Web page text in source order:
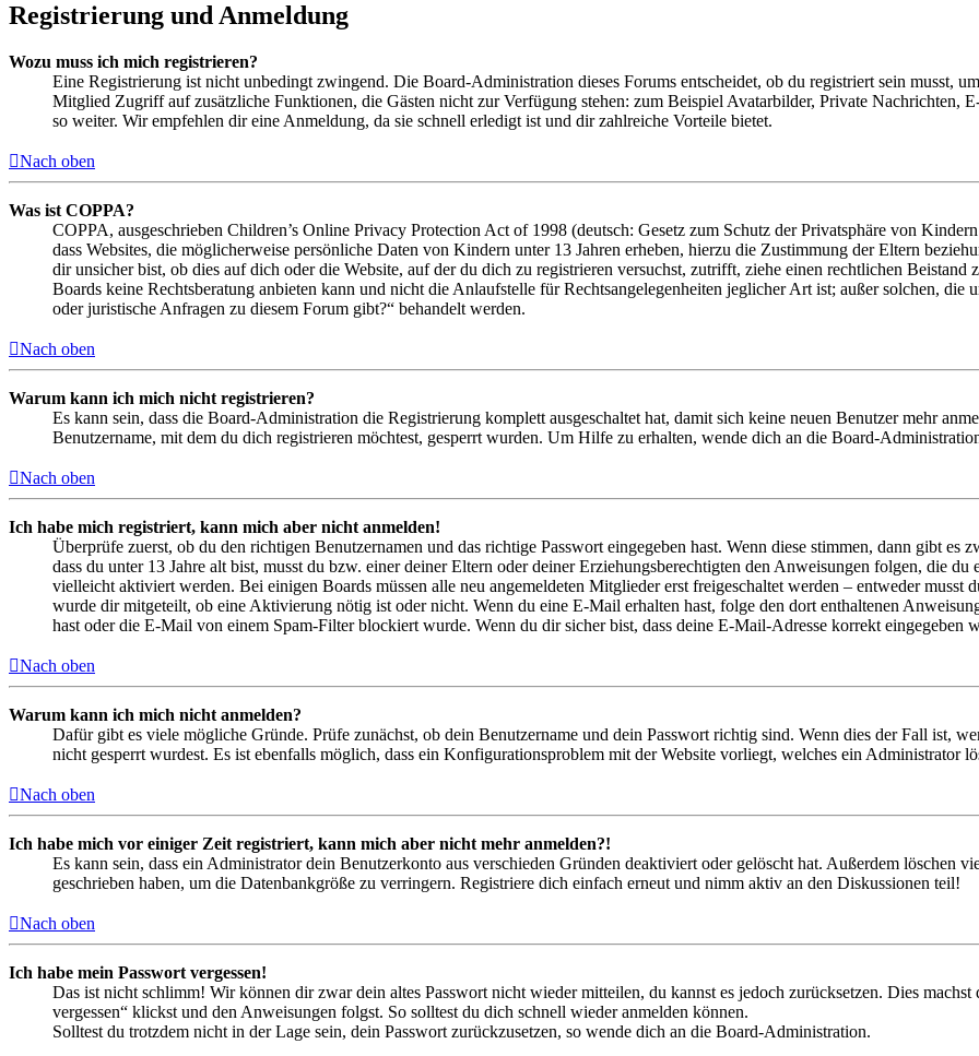
Registrierung und Anmeldung
Wozu muss ich mich registrieren?
Eine Registrierung ist nicht unbedingt zwingend. Die Board-Administration dieses Forums entscheidet, ob du registriert sein musst,
Mitglied Zugriff auf zusätzliche Funktionen, die Gästen nicht zur Verfügung stehen: zum Beispiel Avatarbilder, Private Nachrichten,
so weiter. Wir empfehlen dir eine Anmeldung, da sie schnell erledigt ist und dir zahlreiche Vorteile bietet.
Nach oben
Was ist COPPA?
COPPA, ausgeschrieben Children’s Online Privacy Protection Act of 1998 (deutsch: Gesetz zum Schutz der Privatsphäre von
dass Websites, die möglicherweise persönliche Daten von Kindern unter 13 Jahren erheben, hierzu die Zustimmung der Eltern
dir unsicher bist, ob dies auf dich oder die Website, auf der du dich zu registrieren versuchst, zutrifft, ziehe einen rechtlichen
Boards keine Rechtsberatung anbieten kann und nicht die Anlaufstelle für Rechtsangelegenheiten jeglicher Art ist; außer solchen,
oder juristische Anfragen zu diesem Forum gibt?“ behandelt werden.
Nach oben
Warum kann ich mich nicht registrieren?
Es kann sein, dass die Board-Administration die Registrierung komplett ausgeschaltet hat, damit sich keine neuen Benutzer mehr
Benutzername, mit dem du dich registrieren möchtest, gesperrt wurden. Um Hilfe zu erhalten, wende dich an die Board-
Nach oben
Ich habe mich registriert, kann mich aber nicht anmelden!
Überprüfe zuerst, ob du den richtigen Benutzernamen und das richtige Passwort eingegeben hast. Wenn diese stimmen, dann gibt es
dass du unter 13 Jahre alt bist, musst du bzw. einer deiner Eltern oder deiner Erziehungsberechtigten den Anweisungen folgen, die
vielleicht aktiviert werden. Bei einigen Boards müssen alle neu angemeldeten Mitglieder erst freigeschaltet werden – entweder musst
wurde dir mitgeteilt, ob eine Aktivierung nötig ist oder nicht. Wenn du eine E-Mail erhalten hast, folge den dort enthaltenen
hast oder die E-Mail von einem Spam-Filter blockiert wurde. Wenn du dir sicher bist, dass deine E-Mail-Adresse korrekt eingegeben
Nach oben
Warum kann ich mich nicht anmelden?
Dafür gibt es viele mögliche Gründe. Prüfe zunächst, ob dein Benutzername und dein Passwort richtig sind. Wenn dies der Fall ist,
nicht gesperrt wurdest. Es ist ebenfalls möglich, dass ein Konfigurationsproblem mit der Website vorliegt, welches ein Administrator
Nach oben
Ich habe mich vor einiger Zeit registriert, kann mich aber nicht mehr anmelden?!
Es kann sein, dass ein Administrator dein Benutzerkonto aus verschieden Gründen deaktiviert oder gelöscht hat. Außerdem löschen
geschrieben haben, um die Datenbankgröße zu verringern. Registriere dich einfach erneut und nimm aktiv an den Diskussionen teil!
Nach oben
Ich habe mein Passwort vergessen!
Das ist nicht schlimm! Wir können dir zwar dein altes Passwort nicht wieder mitteilen, du kannst es jedoch zurücksetzen. Dies
vergessen“ klickst und den Anweisungen folgst. So solltest du dich schnell wieder anmelden können.
Solltest du trotzdem nicht in der Lage sein, dein Passwort zurückzusetzen, so wende dich an die Board-Administration.